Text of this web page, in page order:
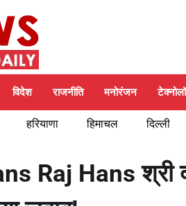
विदेश राजनीति मनोरंजन
हरियाणा हिमाचल दिल्ली
Raj Hans श्री